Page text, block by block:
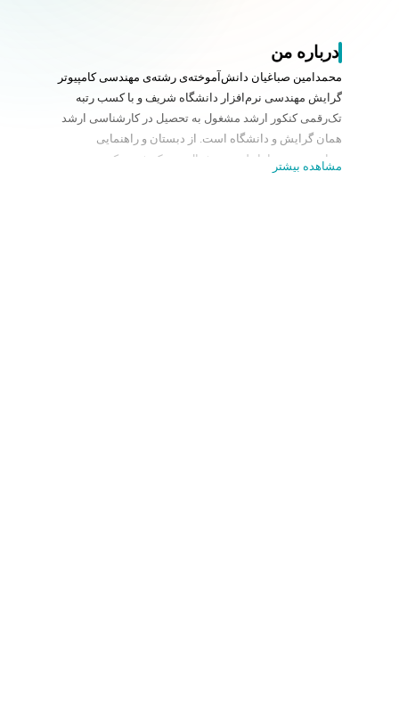
درباره من
محمدامین صباغیان دانش‌آموخته‌ی رشته‌ی مهندسی کامپیوتر
گرایش مهندسی نرم‌افزار دانشگاه شریف و با کسب رتبه
تک‌رقمی کنکور ارشد مشغول به تحصیل در کارشناسی ارشد
همان گرایش و دانشگاه است. از دبستان و راهنمایی
برنامه‌نویسی را با دلفی و ویژوال بیسیک شروع کرده و در
مشاهده بیشتر